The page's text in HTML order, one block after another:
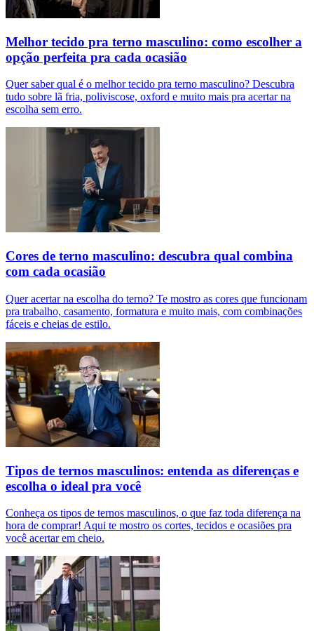
Melhor tecido pra terno masculino: como escolher a
opção perfeita pra cada ocasião
Quer saber qual é o melhor tecido pra terno masculino? Descubra
tudo sobre lã fria, poliviscose, oxford e muito mais pra acertar na
escolha sem erro.
Cores de terno masculino: descubra qual combina
com cada ocasião
Quer acertar na escolha do terno? Te mostro as cores que funcionam
pra trabalho, casamento, formatura e muito mais, com combinações
fáceis e cheias de estilo.
Tipos de ternos masculinos: entenda as diferenças e
escolha o ideal pra você
Conheça os tipos de ternos masculinos, o que faz toda diferença na
hora de comprar! Aqui te mostro os cortes, tecidos e ocasiões pra
você acertar em cheio.